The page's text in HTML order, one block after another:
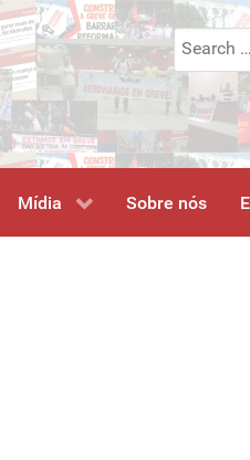
Search
for:
Mídia Sobre nós